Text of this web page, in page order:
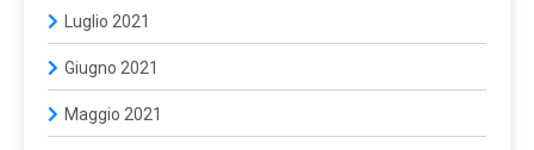
Luglio 2021
Giugno 2021
Maggio 2021